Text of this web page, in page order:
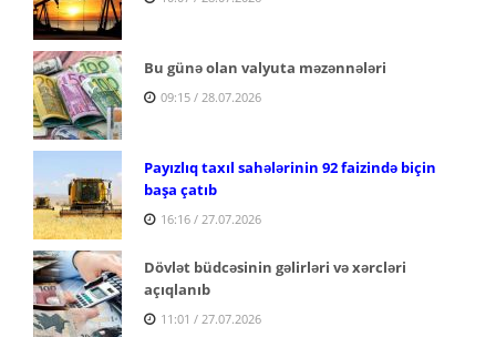
Bu günə olan valyuta məzənnələri
09:15 / 28.07.2026
Payızlıq taxıl sahələrinin 92 faizində biçin
başa çatıb
16:16 / 27.07.2026
Dövlət büdcəsinin gəlirləri və xərcləri
açıqlanıb
11:01 / 27.07.2026